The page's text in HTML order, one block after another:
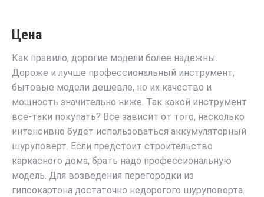
Цена
Как правило, дорогие модели более надежны.
Дороже и лучше профессиональный инструмент,
бытовые модели дешевле, но их качество и
мощность значительно ниже. Так какой инструмент
все-таки покупать? Все зависит от того, насколько
интенсивно будет использоваться аккумуляторный
шуруповерт. Если предстоит строительство
каркасного дома, брать надо профессиональную
модель. Для возведения перегородки из
гипсокартона достаточно недорогого шуруповерта.